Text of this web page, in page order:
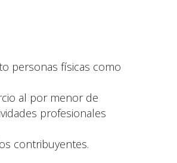
personas físicas como
al por menor de
profesionales
contribuyentes.